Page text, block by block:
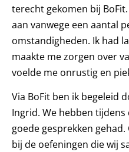
terecht gekomen bij
aan vanwege een aantal
omstandigheden. Ik had
maakte me zorgen over
voelde me onrustig en
Via BoFit ben ik begeleid
Ingrid. We hebben
goede gesprekken
bij de oefeningen die wij